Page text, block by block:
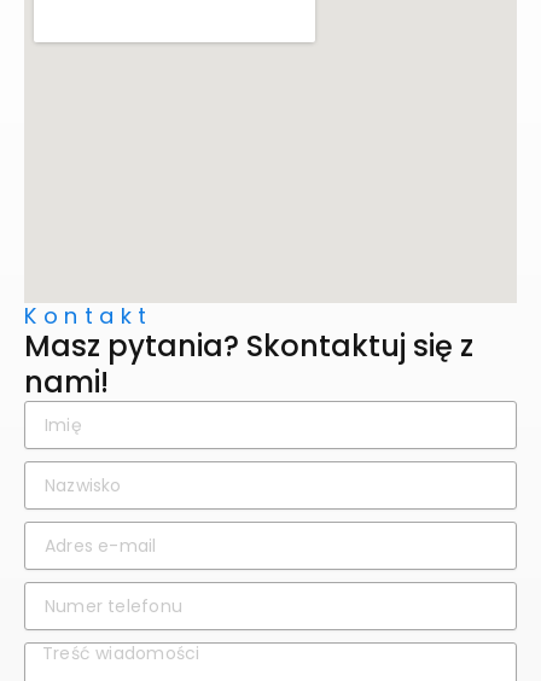
Kontakt
Masz pytania? Skontaktuj się z
nami!